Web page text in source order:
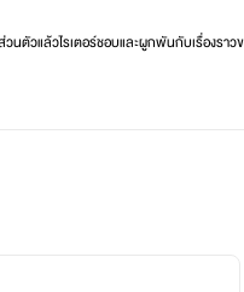
วนตัวแล้วไรเตอร์ชอบและผูกพันกับเรื่อ
^^